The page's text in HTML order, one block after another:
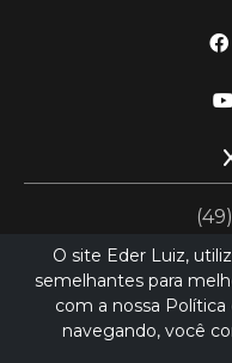
O site Eder Luiz,
semelhantes para
com a nossa
navegando, você